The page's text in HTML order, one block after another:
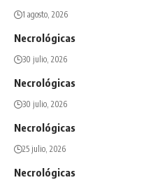
1 agosto, 2026
Necrológicas
30 julio, 2026
Necrológicas
30 julio, 2026
Necrológicas
25 julio, 2026
Necrológicas